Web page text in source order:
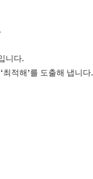
니다.
적해’를 도출해 냅니다.